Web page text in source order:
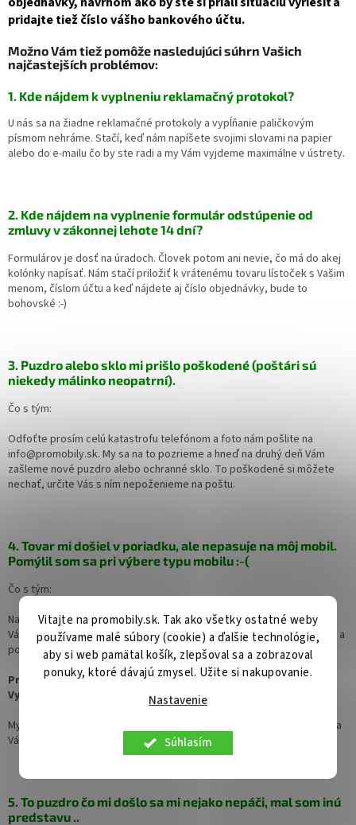
Vitajte na promobily.sk. Tak ako všetky ostatné weby
používame malé súbory (cookie) a ďalšie technológie,
aby si web pamätal košík, zlepšoval sa a zobrazoval
ponuky, ktoré dávajú zmysel. Užite si nakupovanie.
Nastavenie
Súhlasím
pridajte tiež číslo vášho bankového účtu.
Možno Vám tiež pomôže nasledujúci súhrn Vašich
najčastejších problémov:
1. Kde nájdem k vyplneniu reklamačný protokol?
U nás sa na žiadne reklamačné protokoly a vypĺňanie paličkovým
písmom nehráme. Stačí, keď nám napíšete svojimi slovami na papier
alebo do e-mailu čo by ste radi a my Vám vyjdeme maximálne v ústrety.
2. Kde nájdem na vyplnenie formulár odstúpenie od
zmluvy v zákonnej lehote 14 dní?
Formulárov je dosť na úradoch. Človek potom ani nevie, čo má do akej
kolónky napísať. Nám stačí priložiť k vrátenému tovaru lístoček s Vašim
menom, číslom účtu a keď nájdete aj číslo objednávky, bude to
bohovské :-)
3. Puzdro alebo sklo mi prišlo poškodené (poštári sú
niekedy málinko neopatrní).
Čo s tým:
Odfoťte prosím celú katastrofu telefónom a foto nám pošlite na
info@promobily.sk. My sa na to pozrieme a hneď na druhý deň Vám
zašleme nové puzdro alebo ochranné sklo. To poškodené si môžete
nechať, určite Vás s ním nepoženieme na poštu.
4. Tovar mi došiel v poriadku, ale nepasuje na môj mobil.
Pomýlil som sa pri výbere typu mobilu :-(
Čo s tým:
Najskôr prosím napíšte čo sa stalo na e-mail info@promobily.sk. My
Vám odpovieme, či máme skladom tú správnu vec, ktorú potrebujete a
potom nám tovar prosím pošlite späť na adresu:
ProMobily.cz s.r.o. Mobil Centrum XXL, Dobrovského 2, 68201,
Vyškov, Česká Republika.
My Vám obratom pošleme buď tú správnu vec, alebo peniažky späť na
Váš účet (číslo účtu prosím priložte do balíčka).
5. To puzdro čo mi došlo sa mi nejako nepáči, mal som inú
predstavu ..